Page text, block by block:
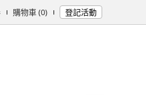
購物車 (0) 登記活動